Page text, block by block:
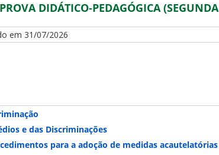
DIDÁTICO-PEDAGÓGICA
em 31/07/2026
e das Discriminações
para a adoção de medidas